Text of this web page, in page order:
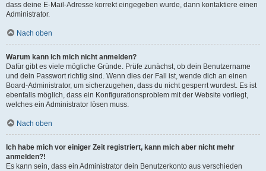
dass deine E-Mail-Adresse korrekt eingegeben wurde, dann kontaktiere einen
Administrator.
Nach oben
Warum kann ich mich nicht anmelden?
Dafür gibt es viele mögliche Gründe. Prüfe zunächst, ob dein Benutzername
und dein Passwort richtig sind. Wenn dies der Fall ist, wende dich an einen
Board-Administrator, um sicherzugehen, dass du nicht gesperrt wurdest. Es ist
ebenfalls möglich, dass ein Konfigurationsproblem mit der Website vorliegt,
welches ein Administrator lösen muss.
Nach oben
Ich habe mich vor einiger Zeit registriert, kann mich aber nicht mehr
anmelden?!
Es kann sein, dass ein Administrator dein Benutzerkonto aus verschieden